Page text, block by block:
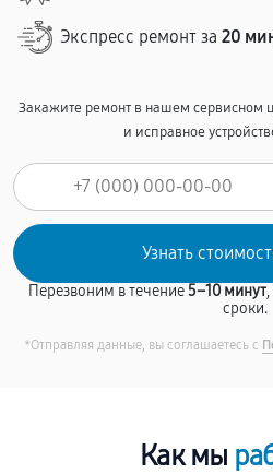
Экспресс ремонт за 20
Закажите ремонт в нашем сервисном
и исправное
Перезвоним в течение5–10 минут
сроки.
*Отправляя данные, вы соглашаетесь с
Как мы